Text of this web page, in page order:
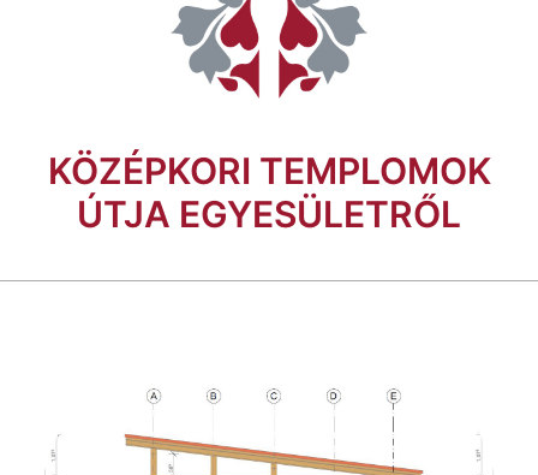
KÖZÉPKORI TEMPLOMOK
ÚTJA EGYESÜLETRŐL